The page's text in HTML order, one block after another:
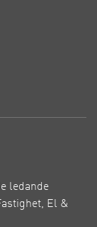
ledande
El &